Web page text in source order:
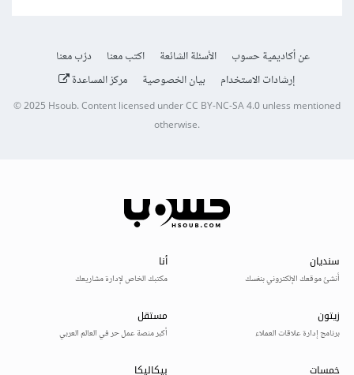
عن أكاديمية حسوب الأسئلة الشائعة اكتب معنا
درّب معنا
إرشادات الاستخدام
بيان الخصوصية مركز المساعدة
© 2025Hsoub.Content licensed underCC BY-NC-SA 4.0unless mentioned
otherwise.